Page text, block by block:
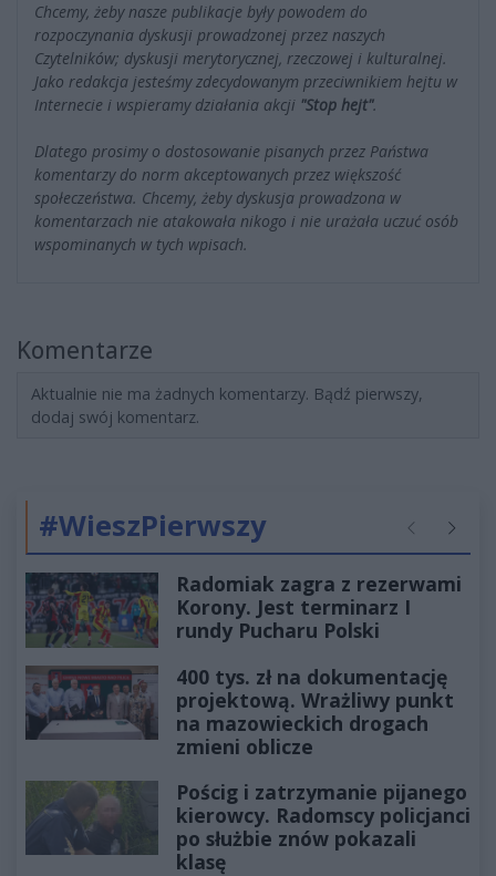
Chcemy, żeby nasze publikacje były powodem do
rozpoczynania dyskusji prowadzonej przez naszych
Czytelników; dyskusji merytorycznej, rzeczowej i kulturalnej.
Jako redakcja jesteśmy zdecydowanym przeciwnikiem hejtu w
Internecie i wspieramy działania akcji "Stop hejt".
Dlatego prosimy o dostosowanie pisanych przez Państwa
komentarzy do norm akceptowanych przez większość
społeczeństwa. Chcemy, żeby dyskusja prowadzona w
komentarzach nie atakowała nikogo i nie urażała uczuć osób
wspominanych w tych wpisach.
Komentarze
Aktualnie nie ma żadnych komentarzy. Bądź pierwszy,
dodaj swój komentarz.
#WieszPierwszy Poprzednie
Radomiak zagra z rezerwami
Korony. Jest terminarz I
rundy Pucharu Polski
400 tys. zł na dokumentację
projektową. Wrażliwy punkt
na mazowieckich drogach
zmieni oblicze
Pościg i zatrzymanie pijanego
kierowcy. Radomscy policjanci
po służbie znów pokazali
klasę